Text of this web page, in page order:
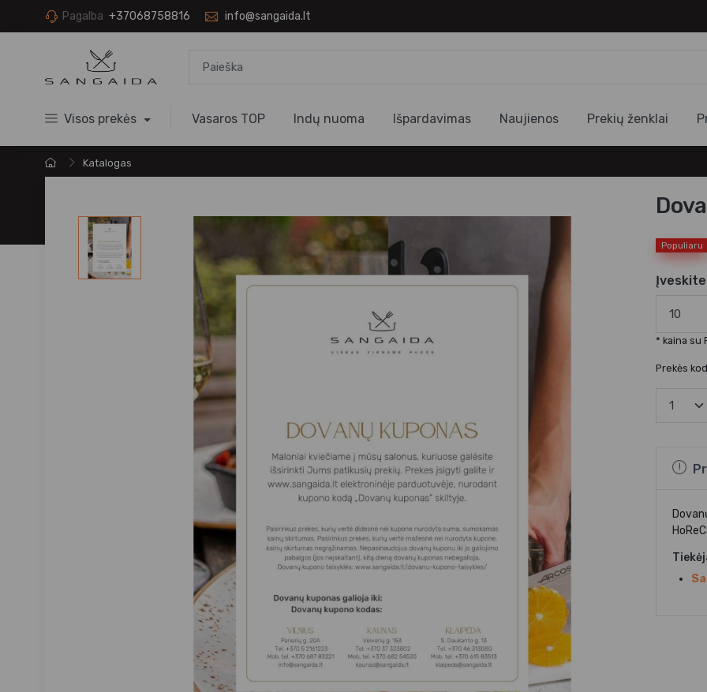
Pagalba +37068758816 info@sangaida.lt
Visos prekės Vasaros TOP Indų nuoma Išpardavimas Naujienos Prekių ženklai
Katalogas
Populiaru
Įveskite
* kaina su
Prekės